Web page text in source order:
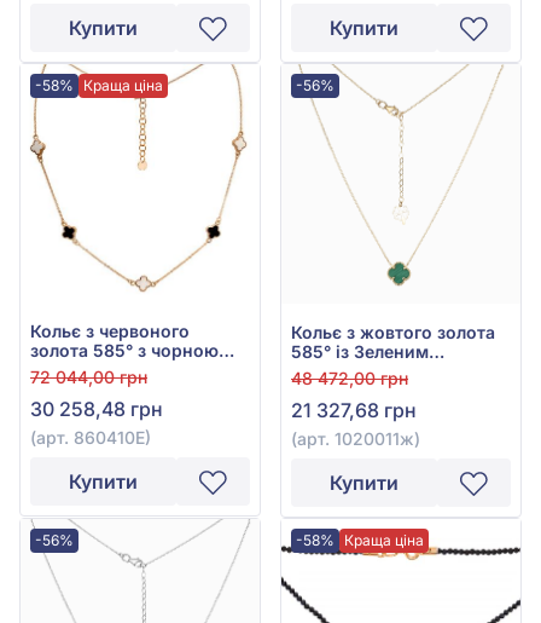
Купити Купити
-58% Краща ціна
Кольє з червоного
золота 585° з чорною
емаллю, арт. 860410Е
72 044,00 грн
30 258,48 грн
(арт. 860410Е)
Купити
-56%
Кольє з жовтого золота
585° із Зеленим
Малахітом, арт. 1020011ж
48 472,00 грн
21 327,68 грн
(арт. 1020011ж)
Купити
-56% -58% Краща ціна